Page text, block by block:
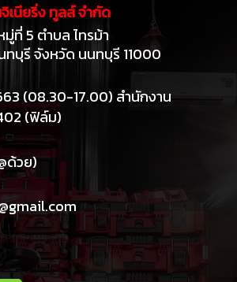
เนียริ่ง ทูลส์ จำกัด
มู่ที่ 5 ตำบล ไทรม้า
บุรี จังหวัด นนทบุรี 11000
(08.30-17.00) สำนักงาน
(ฟิล์ม)
ด้วย)